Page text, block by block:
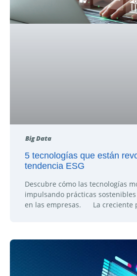
Big Data
5 tecnologías que están
tendencia ESG
Descubre cómo las tecnologías
impulsando prácticas
en las empresas. La creciente